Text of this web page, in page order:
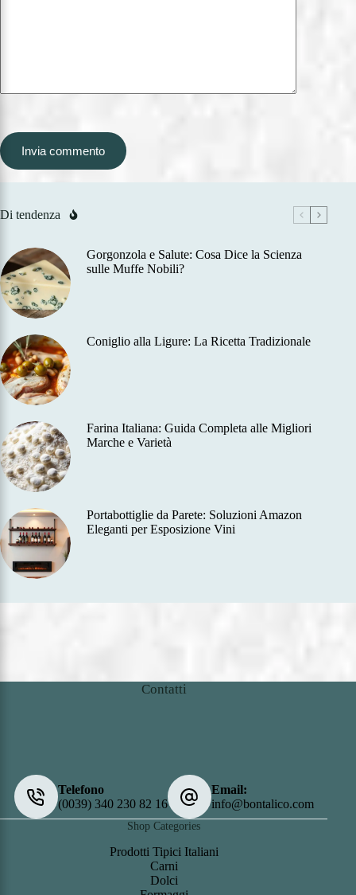
Invia commento
Di tendenza
Gorgonzola e Salute: Cosa Dice la Scienza
sulle Muffe Nobili?
Coniglio alla Ligure: La Ricetta Tradizionale
Farina Italiana: Guida Completa alle Migliori
Marche e Varietà
Portabottiglie da Parete: Soluzioni Amazon
Eleganti per Esposizione Vini
Contatti
Telefono
(0039) 340 230 82 16
Email:
info@bontalico.com
Shop Categories
Prodotti Tipici Italiani
Carni
Dolci